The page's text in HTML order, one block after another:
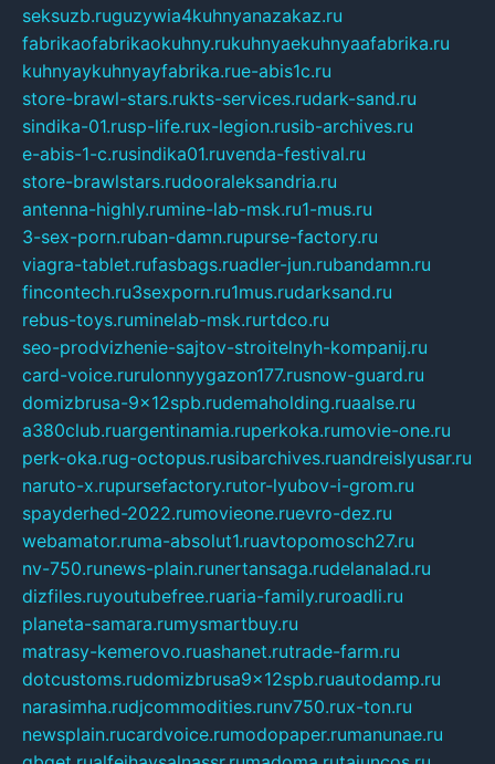
seksuzb.ruguzywia4kuhnyanazakaz.ru
fabrikaofabrikaokuhny.rukuhnyaekuhnyaafabrika.ru
kuhnyaykuhnyayfabrika.rue-abis1c.ru
store-brawl-stars.rukts-services.rudark-sand.ru
sindika-01.rusp-life.rux-legion.rusib-archives.ru
e-abis-1-c.rusindika01.ruvenda-festival.ru
store-brawlstars.rudooraleksandria.ru
antenna-highly.rumine-lab-msk.ru1-mus.ru
3-sex-porn.ruban-damn.rupurse-factory.ru
viagra-tablet.rufasbags.ruadler-jun.rubandamn.ru
fincontech.ru3sexporn.ru1mus.rudarksand.ru
rebus-toys.ruminelab-msk.rurtdco.ru
seo-prodvizhenie-sajtov-stroitelnyh-kompanij.ru
card-voice.rurulonnyygazon177.rusnow-guard.ru
domizbrusa-9x12spb.rudemaholding.ruaalse.ru
a380club.ruargentinamia.ruperkoka.rumovie-one.ru
perk-oka.rug-octopus.rusibarchives.ruandreislyusar.ru
naruto-x.rupursefactory.rutor-lyubov-i-grom.ru
spayderhed-2022.rumovieone.ruevro-dez.ru
webamator.ruma-absolut1.ruavtopomosch27.ru
nv-750.runews-plain.runertansaga.rudelanalad.ru
dizfiles.ruyoutubefree.ruaria-family.ruroadli.ru
planeta-samara.rumysmartbuy.ru
matrasy-kemerovo.ruashanet.rutrade-farm.ru
dotcustoms.rudomizbrusa9x12spb.ruautodamp.ru
narasimha.rudjcommodities.runv750.rux-ton.ru
newsplain.rucardvoice.rumodopaper.rumanunae.ru